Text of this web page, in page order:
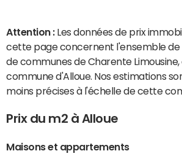
Attention : Les données de prix
cette page concernent l'ensemble de
de communes de Charente
commune d'Alloue. Nos estimations
moins précises à l'échelle de cette
Prix du m2 à Alloue
Maisons et appartements